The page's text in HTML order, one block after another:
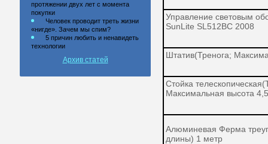
протяжении двух лет с момента
покупки
Человек проводит треть жизни
«нигде». Зачем мы спим?
5 причин любить и ненавидеть
технологии
Архив статей
Управление световым
SunLite SL512BC 2008
Штатив(Тренога;
Стойка
Максимальная высота
Алюминевая Ферма
длины) 1 метр